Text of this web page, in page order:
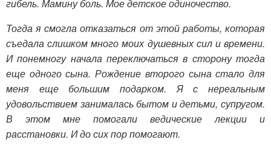
гибель. Мамину боль. Мое детское одиночество.
Тогда я смогла отказаться от этой работы, которая
съедала слишком много моих душевных сил и времени.
И понемногу начала переключаться в сторону тогда
еще одного сына. Рождение второго сына стало для
меня еще большим подарком. Я с нереальным
удовольствием занималась бытом и детьми, супругом.
В этом мне помогали ведические лекции и
расстановки. И до сих пор помогают.